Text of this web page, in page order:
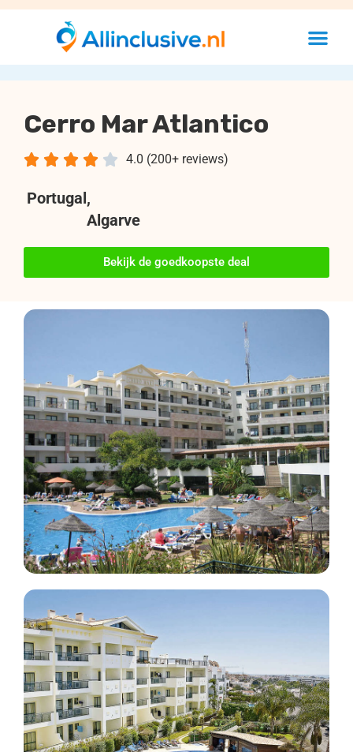
Cerro Mar Atlantico
4.0 (200+ reviews)
    
Portugal,
Algarve
Bekijk de goedkoopste deal